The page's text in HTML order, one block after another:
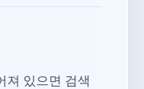
져 있으면 검색